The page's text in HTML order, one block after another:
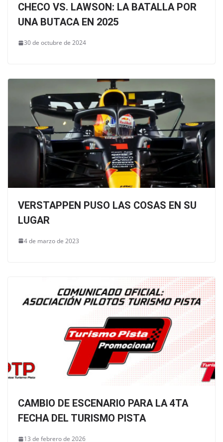
CHECO VS. LAWSON: LA BATALLA POR
UNA BUTACA EN 2025
30 de octubre de 2024
VERSTAPPEN PUSO LAS COSAS EN SU
LUGAR
4 de marzo de 2023
CAMBIO DE ESCENARIO PARA LA 4TA
FECHA DEL TURISMO PISTA
13 de febrero de 2026